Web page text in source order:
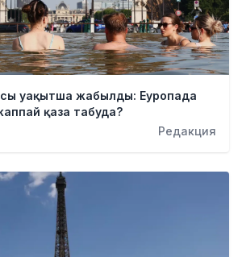
уақытша жабылды: Еуропада
қаза табуда?
Редакция